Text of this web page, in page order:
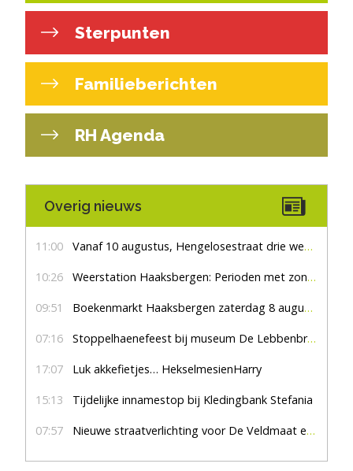
Sterpunten
Familieberichten
RH Agenda
Overig nieuws
11:00 Vanaf 10 augustus, Hengelosestraat drie weken dicht voor doorgaand verkeer
10:26 Weerstation Haaksbergen: Perioden met zon en droog
09:51 Boekenmarkt Haaksbergen zaterdag 8 augustus, marktplein Haaksbergen
07:16 Stoppelhaenefeest bij museum De Lebbenbrugge
17:07 Luk akkefietjes… HekselmesienHarry
15:13 Tijdelijke innamestop bij Kledingbank Stefania
07:57 Nieuwe straatverlichting voor De Veldmaat en De Pas